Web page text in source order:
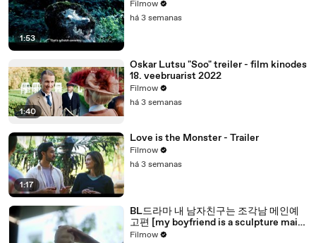
1:53
Filmow
há 3 semanas
1:40
Oskar Lutsu "Soo" treiler - film kinodes
18. veebruarist 2022
Filmow
há 3 semanas
1:17
Love is the Monster - Trailer
Filmow
há 3 semanas
BL드라마 내 남자친구는 조각남 메인예
고편 [my boyfriend is a sculpture main
trailer]
Filmow